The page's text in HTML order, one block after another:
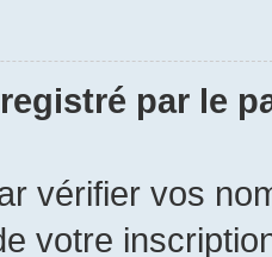
par le
vérifier vos
votre